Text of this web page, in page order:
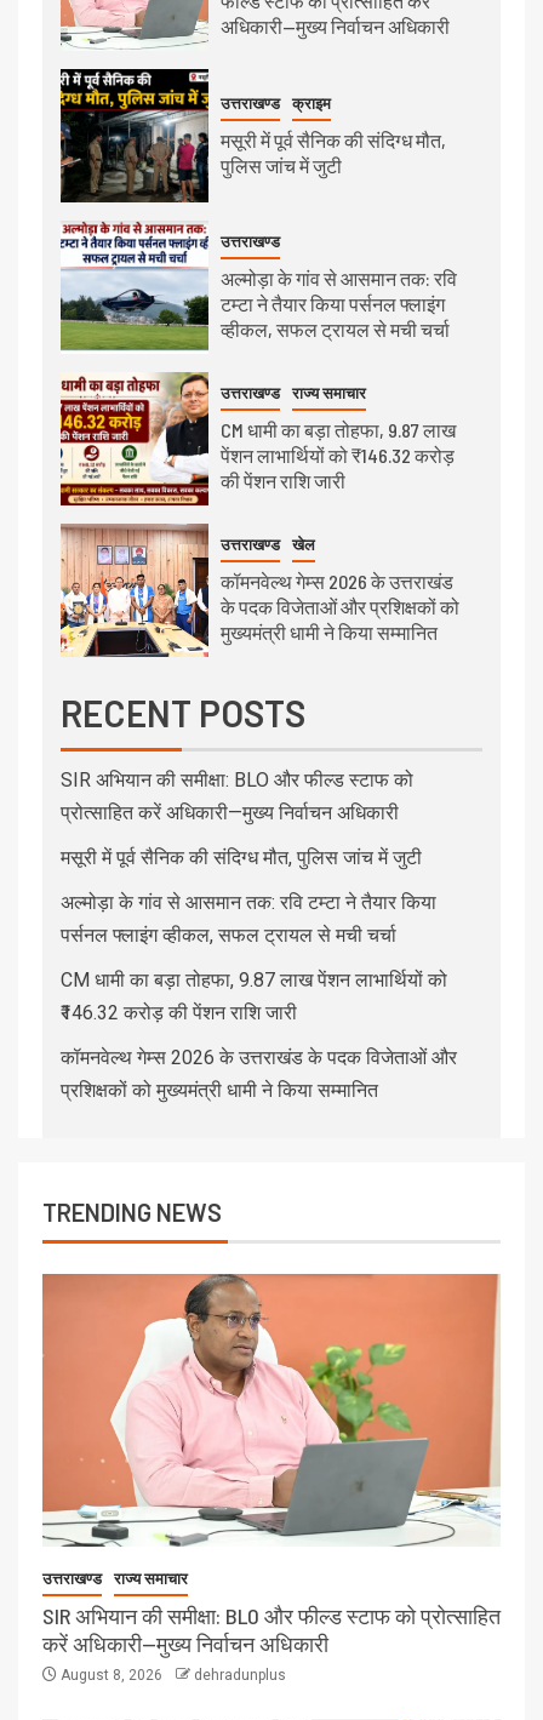
अधिकारी—मुख्य निर्वाचन अधिकारी
उत्तराखण्ड क्राइम
मसूरी में पूर्व सैनिक की संदिग्ध मौत,
पुलिस जांच में जुटी
उत्तराखण्ड
अल्मोड़ा के गांव से आसमान तक: रवि
टम्टा ने तैयार किया पर्सनल फ्लाइंग
व्हीकल, सफल ट्रायल से मची चर्चा
उत्तराखण्ड राज्य समाचार
CM धामी का बड़ा तोहफा, 9.87 लाख
पेंशन लाभार्थियों को ₹146.32 करोड़
की पेंशन राशि जारी
उत्तराखण्ड खेल
कॉमनवेल्थ गेम्स 2026 के उत्तराखंड
के पदक विजेताओं और प्रशिक्षकों को
मुख्यमंत्री धामी ने किया सम्मानित
RECENT POSTS
SIR अभियान की समीक्षा: BLO और फील्ड स्टाफ को
प्रोत्साहित करें अधिकारी—मुख्य निर्वाचन अधिकारी
मसूरी में पूर्व सैनिक की संदिग्ध मौत, पुलिस जांच में जुटी
अल्मोड़ा के गांव से आसमान तक: रवि टम्टा ने तैयार किया
पर्सनल फ्लाइंग व्हीकल, सफल ट्रायल से मची चर्चा
CM धामी का बड़ा तोहफा, 9.87 लाख पेंशन लाभार्थियों को
₹146.32 करोड़ की पेंशन राशि जारी
कॉमनवेल्थ गेम्स 2026 के उत्तराखंड के पदक विजेताओं और
प्रशिक्षकों को मुख्यमंत्री धामी ने किया सम्मानित
TRENDING NEWS
उत्तराखण्ड राज्य समाचार
SIR अभियान की समीक्षा: BLO और फील्ड स्टाफ को प्रोत्साहित
करें अधिकारी—मुख्य निर्वाचन अधिकारी
August 8, 2026 dehradunplus